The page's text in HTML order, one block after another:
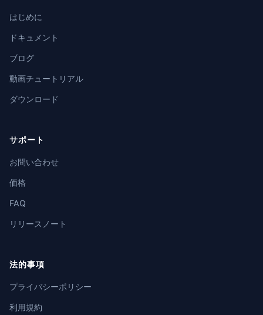
はじめに
ドキュメント
ブログ
動画チュートリアル
ダウンロード
サポート
お問い合わせ
価格
FAQ
リリースノート
法的事項
プライバシーポリシー
利用規約